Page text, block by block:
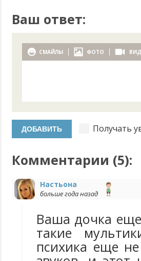
Ваш ответ:
СМАЙЛЫ ФОТО
Получать
Комментарии (5):
Настьона
больше года назад
Ваша дочка
такие
психика еще